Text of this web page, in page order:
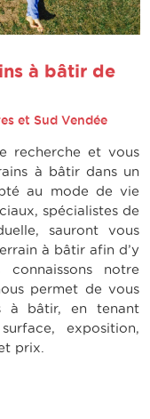
à bâtir de
et Sud Vendée
recherche et vous
à bâtir dans un
au mode de vie
spécialistes de
sauront vous
à bâtir afin d’y
notre
permet de vous
à bâtir, en tenant
exposition,
prix.